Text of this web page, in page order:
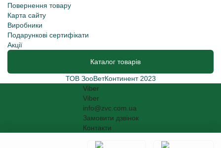
Повернення товару
Карта сайту
Виробники
Подарункові сертифікати
Акції
Каталог товарів
ТОВ ЗооВетКонтинент 2023
Viber
Viber
info@zvc.com.ua
Замовити дзвінок
Контакти